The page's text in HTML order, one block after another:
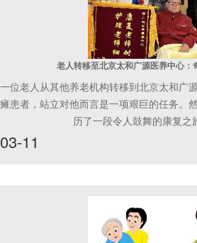
老人转移至北京太和广源医养中心：
一位老人从其他养老机构转移到北京太和广
瘫患者，站立对他而言是一项艰巨的任务。
历了一段令人鼓舞的康复之
03-11